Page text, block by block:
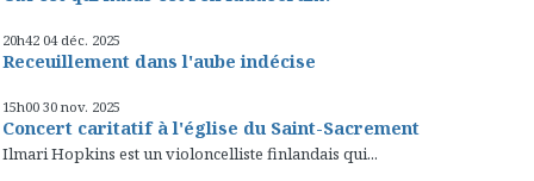
20h42 04 déc. 2025
Receuillement dans l'aube indécise
15h00 30 nov. 2025
Concert caritatif à l'église du Saint-Sacrement
Ilmari Hopkins est un violoncelliste finlandais qui...